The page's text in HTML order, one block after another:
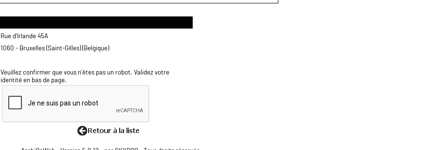
Rue d'Irlande 45A
1060 - Bruxelles (Saint-Gilles) (Belgique)
Veuillez confirmer que vous n'êtes pas un robot. Validez votre
identité en bas de page.